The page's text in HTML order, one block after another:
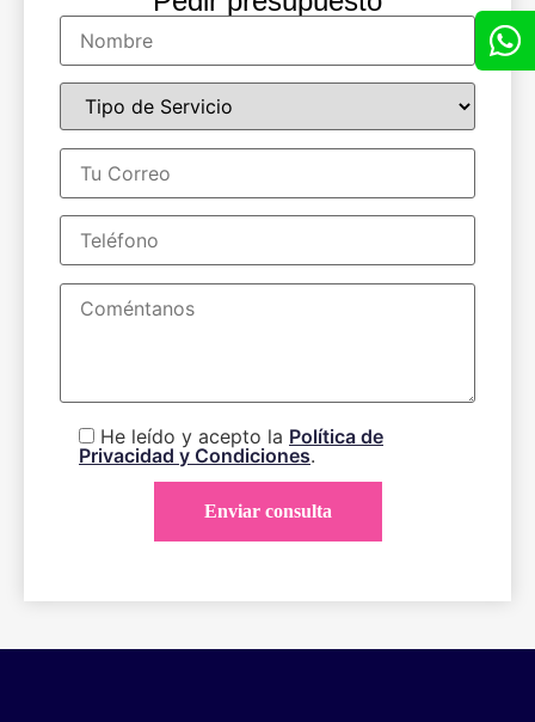
He leído y acepto la Política de
Privacidad y Condiciones.